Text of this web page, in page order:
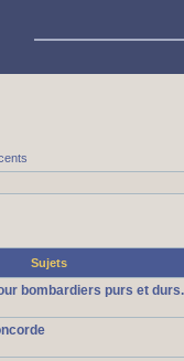
Sujets
bombardiers purs et durs.